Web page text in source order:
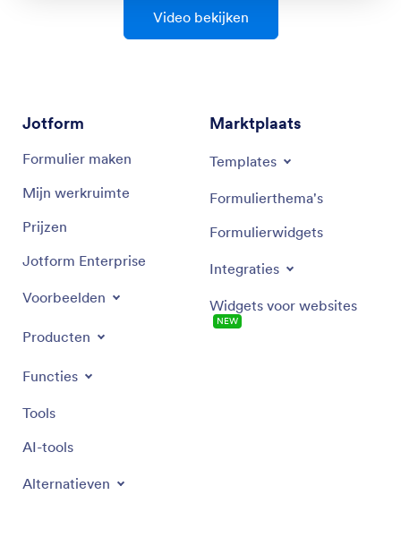
Video bekijken
Jotform
Formulier maken
Mijn werkruimte
Prijzen
Jotform Enterprise
Voorbeelden
Producten
Functies
Tools
AI-tools
Alternatieven
Marktplaats
Templates
Formulierthema's
Formulierwidgets
Integraties
Widgets voor websites
NEW